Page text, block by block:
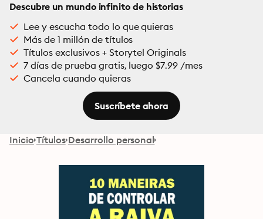
Descubre un mundo infinito de historias
Lee y escucha todo lo que quieras
Más de 1 millón de títulos
Títulos exclusivos + Storytel Originals
7 días de prueba gratis, luego $7.99 /mes
Cancela cuando quieras
Suscríbete ahora
Inicio Títulos Desarrollo personal